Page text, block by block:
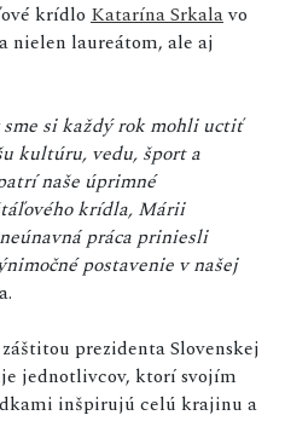
krídlo Katarína Srkalavo
nielen laureátom, ale aj
si každý rok mohli uctiť
kultúru, vedu, šport a
naše úprimné
krídla, Márii
práca priniesli
postavenie v našej
prezidenta Slovenskej
jednotlivcov, ktorí svojím
inšpirujú celú krajinu a